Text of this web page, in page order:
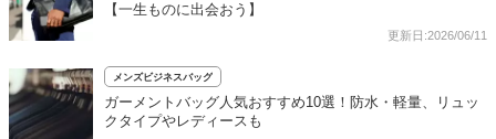
【一生ものに出会おう】
更新日:2026/06/11
メンズビジネスバッグ
ガーメントバッグ人気おすすめ10選！防水・軽量、リュッ
クタイプやレディースも